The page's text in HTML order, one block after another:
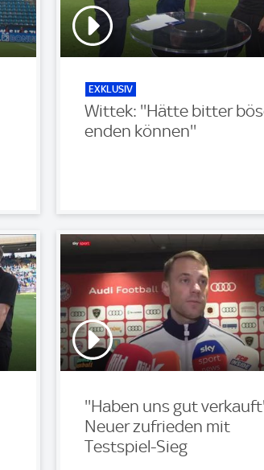
EXKLUSIV
Wittek: ''Hätte bitter
enden können''
''Haben uns gut
Neuer zufrieden mit
Testspiel-Sieg